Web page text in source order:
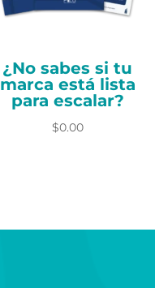
¿No sabes si tu
marca está lista
para escalar?
$0.00